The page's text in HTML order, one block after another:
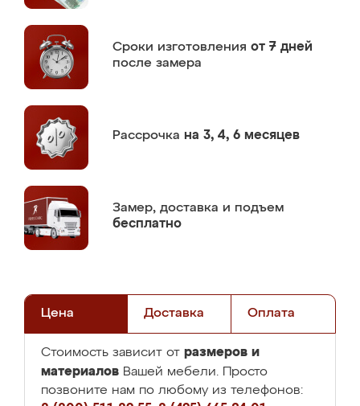
Сроки изготовления от 7 дней
после замера
Рассрочка на 3, 4, 6 месяцев
Замер, доставка и подъем
бесплатно
Цена Доставка Оплата
Стоимость зависит от размеров и
материалов Вашей мебели. Просто
позвоните нам по любому из телефонов: